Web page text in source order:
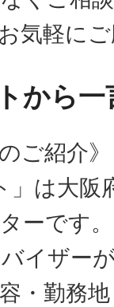
気軽に
から一
ご紹介》
」は大阪
ーです
イザー
・勤務